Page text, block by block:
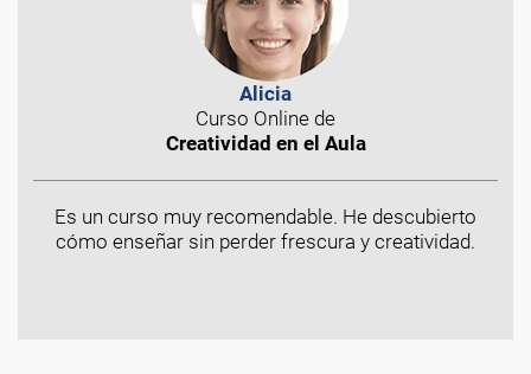
Alicia
Curso Online de
Creatividad en el Aula
Es un curso muy recomendable. He descubierto
cómo enseñar sin perder frescura y creatividad.